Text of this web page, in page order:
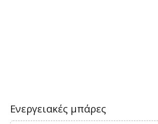
Ενεργειακές μπάρες